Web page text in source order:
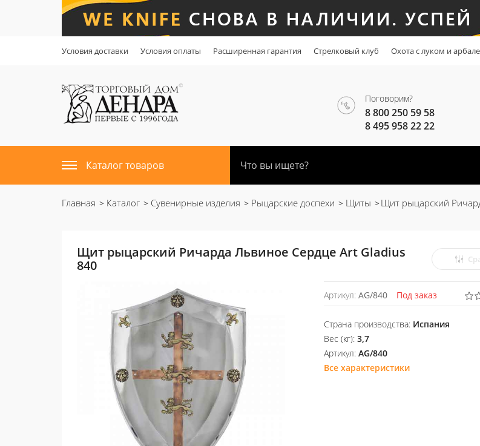
Условия доставки Условия оплаты Расширенная гарантия Стрелковый клуб Охота с луком и
Поговорим?
8 800 250 59 58
8 495 958 22 22
Каталог товаров
Главная Каталог Сувенирные изделия Рыцарские доспехи Щиты Щит рыцарский
Щит рыцарский Ричарда Львиное Сердце Art Gladius
840
Артикул:AG/840 Под заказ
Страна производства: Испания
Вес (кг):3,7
Артикул:AG/840
Все характеристики